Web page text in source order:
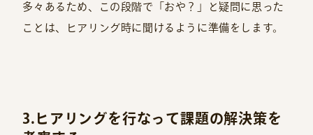
多々あるため、この段階で「おや？」と疑問に思った
ことは、ヒアリング時に聞けるように準備をします。
3.ヒアリングを行なって課題の解決策を